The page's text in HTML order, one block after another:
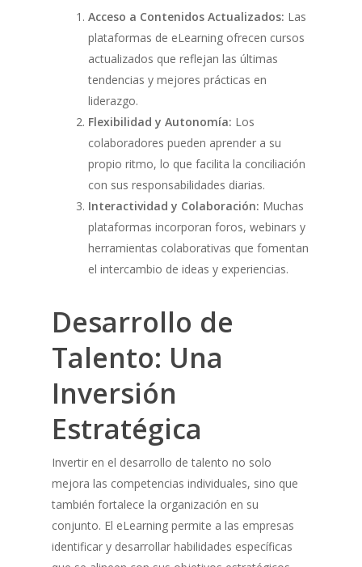
Acceso a Contenidos Actualizados: Las
plataformas de eLearning ofrecen cursos
actualizados que reflejan las últimas
tendencias y mejores prácticas en
liderazgo.
Flexibilidad y Autonomía: Los
colaboradores pueden aprender a su
propio ritmo, lo que facilita la conciliación
con sus responsabilidades diarias.
Interactividad y Colaboración: Muchas
plataformas incorporan foros, webinars y
herramientas colaborativas que fomentan
el intercambio de ideas y experiencias.
Desarrollo de
Talento: Una
Inversión
Estratégica
Invertir en el desarrollo de talento no solo
mejora las competencias individuales, sino que
también fortalece la organización en su
conjunto. El eLearning permite a las empresas
identificar y desarrollar habilidades específicas